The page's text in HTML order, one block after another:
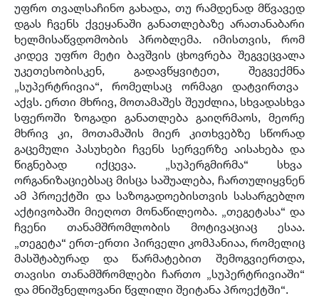
უფრო თვალსაჩინო გახადა, თუ რამდენად მწვავედ
დგას ჩვენს ქვეყანაში განათლებაზე არათანაბარი
ხელმისაწვდომობის პრობლემა. იმისთვის,რომ
კიდევ უფრო მეტი ბავშვის ცხოვრება შეგვეცვალა
უკეთესობისკენ, გადავწყვიტეთ, შეგვექმნა
„სუპერტრივია“,რომელსაც ორმაგი დატვირთვა
აქვს.ერთი მხრივ,მოთამაშეს შეუძლია, სხვადასხვა
სფეროში ზოგადი განათლება გაიღრმაოს, მეორე
მხრივ კი, მოთამაშის მიერ კითხვებზე სწორად
გაცემული პასუხები ჩვენს სერვერზე აისახება და
წიგნებად იქცევა. „სუპერგმირმა“ სხვა
ორგანიზაციებსაც მისცა საშუალება, ჩართულიყვნენ
ამ პროექტში და საზოგადოებისთვის სასარგებლო
აქტივობაში მიეღოთ მონაწილეობა. „თეგეტასა“ და
ჩვენი თანამშრომლობის მოტივაციაც ესაა.
„თეგეტა“ერთ-ერთი პირველი კომპანიაა, რომელიც
მასშტაბურად და წარმატებით შემოგვიერთდა,
თავისი თანამშრომლები ჩართო „სუპერტრივიაში“
და მნიშვნელოვანი წვლილი შეიტანა პროექტში“.